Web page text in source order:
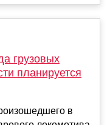
грузовых
планируется
в